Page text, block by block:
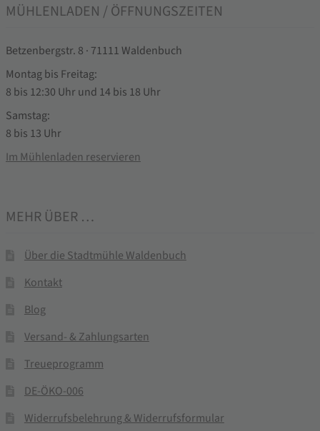
MÜHLENLADEN / ÖFFNUNGSZEITEN
Betzenbergstr. 8 · 71111 Waldenbuch
Montag bis Freitag:
8 bis 12:30 Uhr und 14 bis 18 Uhr
Samstag:
8 bis 13 Uhr
Im Mühlenladen reservieren
MEHR ÜBER …
Über die Stadtmühle Waldenbuch
Kontakt
Blog
Versand- & Zahlungsarten
Treueprogramm
DE-ÖKO-006
Widerrufsbelehrung & Widerrufsformular